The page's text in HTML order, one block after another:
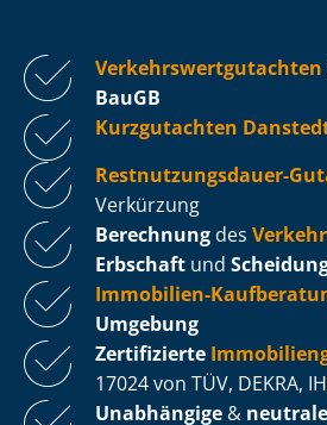
Ver­kehrs­wert­gut­ach­ten
BauGB
Kurzgutachten
Rest­nut­zungs­dau­er-
Verkürzung
Berechnung des
Erbschaft und
Immobilien-
Umgebung
Zertifizierte
17024 von TÜV, DEKRA,
Unabhängige & neutrale